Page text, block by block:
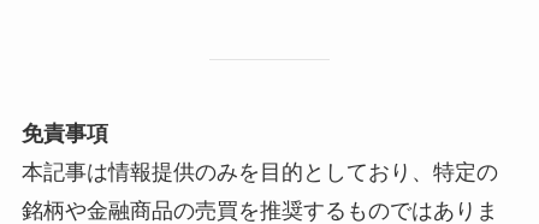
免責事項
本記事は情報提供のみを目的としており、特定の
銘柄や金融商品の売買を推奨するものではありま